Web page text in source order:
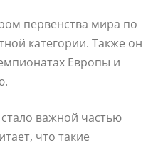
первенства мира по
категории. Также он
Европы и
важной частью
что такие